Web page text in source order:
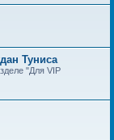
Туниса
"Для VIP